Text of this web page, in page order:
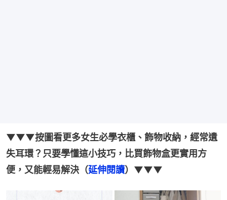
▼▼▼按圖看更多女生必學衣櫃、飾物收納，經常遺
失耳環？只要學懂這小技巧，比買飾物盒更實用方
便，又能輕易解決（延伸閱讀）▼▼▼